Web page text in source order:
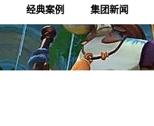
经典案例 集团新闻